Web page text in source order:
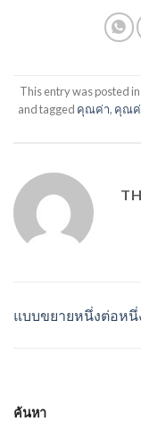
This entry was posted in
and tagged คุณค่า, คุณค่
แบบขยายหนึ่งต่อหนึ่
ค้นหา